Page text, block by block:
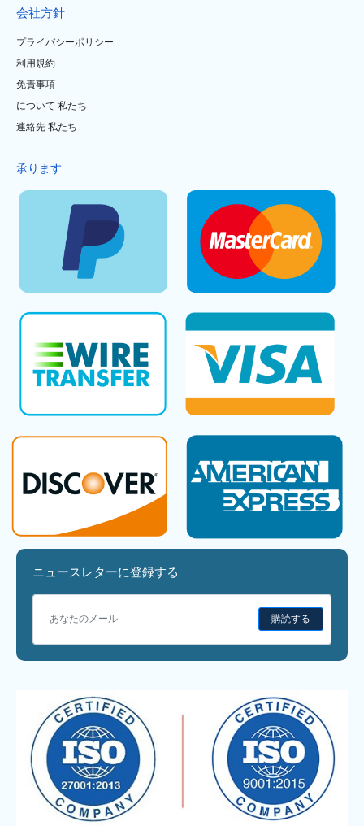
会社方針
プライバシーポリシー
利用規約
免責事項
について 私たち
連絡先 私たち
承ります
ニュースレターに登録する
購読する